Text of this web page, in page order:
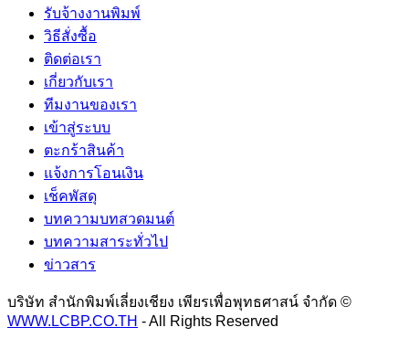
รับจ้างงานพิมพ์
วิธีสั่งซื้อ
ติดต่อเรา
เกี่ยวกับเรา
ทีมงานของเรา
เข้าสู่ระบบ
ตะกร้าสินค้า
แจ้งการโอนเงิน
เช็คพัสดุ
บทความบทสวดมนต์
บทความสาระทั่วไป
ข่าวสาร
บริษัท สำนักพิมพ์เลี่ยงเชียง เพียรเพื่อพุทธศาสน์ จำกัด ©
WWW.LCBP.CO.TH - All Rights Reserved